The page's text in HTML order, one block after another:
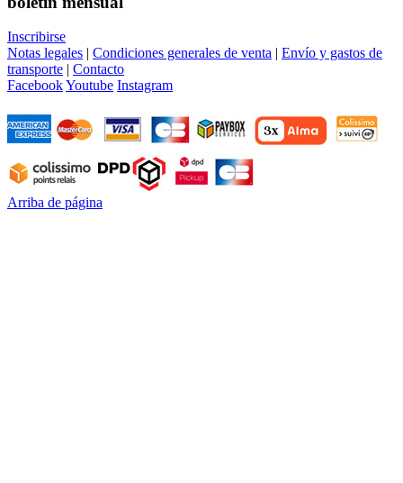
Inscribirse
Notas legales | Condiciones generales de venta | Envío y gastos de
transporte | Contacto
FacebookYoutube Instagram
Arriba de página